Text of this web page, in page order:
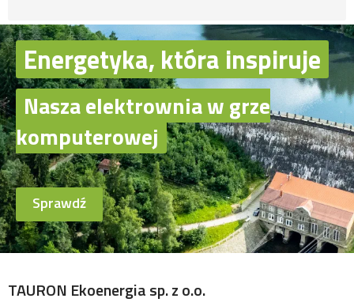
Energetyka, która inspiruje
Nasza elektrownia w grze
komputerowej
Sprawdź
TAURON Ekoenergia sp. z o.o.